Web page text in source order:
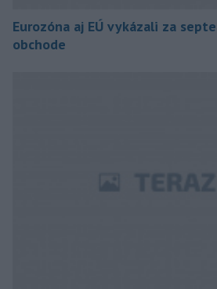
Eurozóna aj EÚ vykázali za
obchode